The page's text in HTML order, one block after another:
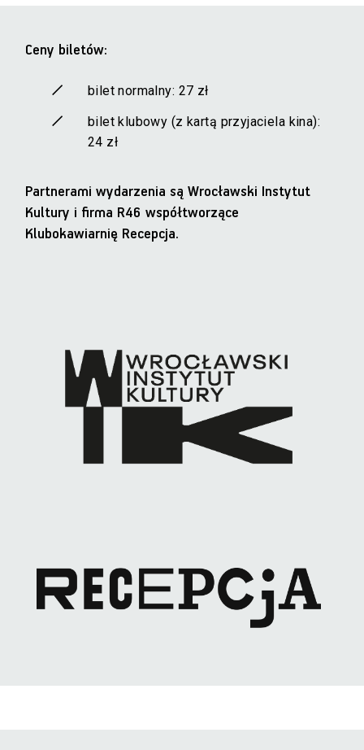
Ceny biletów:
bilet normalny: 27 zł
bilet klubowy (z kartą przyjaciela kina):
24 zł
Partnerami wydarzenia są Wrocławski Instytut
Kultury i firma R46 współtworzące
Klubokawiarnię Recepcja.